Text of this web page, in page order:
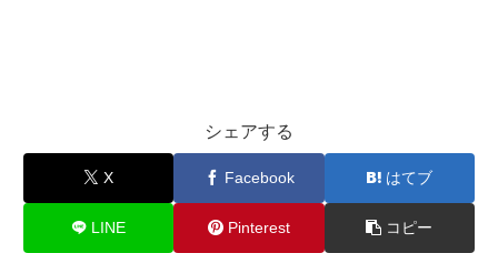
シェアする
X Facebook はてブ
LINE Pinterest コピー